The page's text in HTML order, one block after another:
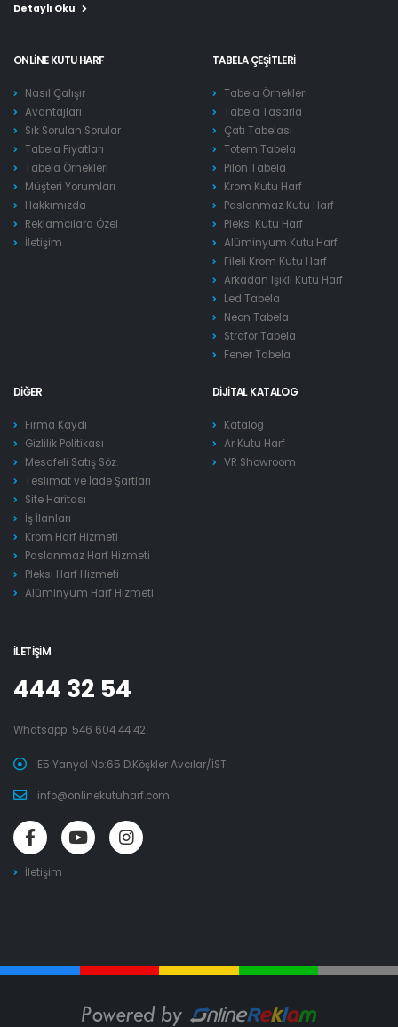
Detaylı Oku
ONLINE KUTU HARF
Nasıl Çalışır
Avantajları
Sık Sorulan Sorular
Tabela Fiyatları
Tabela Örnekleri
Müşteri Yorumları
Hakkımızda
Reklamcılara Özel
İletişim
TABELA ÇEŞITLERI
Tabela Örnekleri
Tabela Tasarla
Çatı Tabelası
Totem Tabela
Pilon Tabela
Krom Kutu Harf
Paslanmaz Kutu Harf
Pleksi Kutu Harf
Alüminyum Kutu Harf
Fileli Krom Kutu Harf
Arkadan Işıklı Kutu Harf
Led Tabela
Neon Tabela
Strafor Tabela
Fener Tabela
DIĞER
Firma Kaydı
Gizlilik Politikası
Mesafeli Satış Söz.
Teslimat ve İade Şartları
Site Haritası
İş İlanları
Krom Harf Hizmeti
Paslanmaz Harf Hizmeti
Pleksi Harf Hizmeti
Alüminyum Harf Hizmeti
DIJITAL KATALOG
Katalog
Ar Kutu Harf
VR Showroom
İLETIŞIM
444 32 54
Whatsapp: 546 604 44 42
E5 Yanyol No:65 D.Köşkler Avcılar/İST
info@onlinekutuharf.com
İletişim